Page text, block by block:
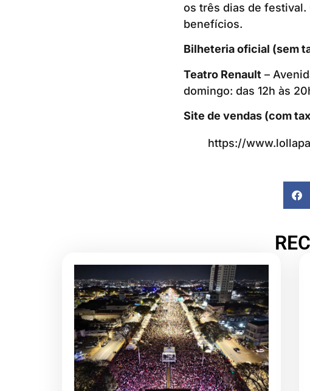
os três dias de festival.
benefícios.
Bilheteria oficial (sem
Teatro Renault –
domingo: das 12h às
Site de vendas (com
https://